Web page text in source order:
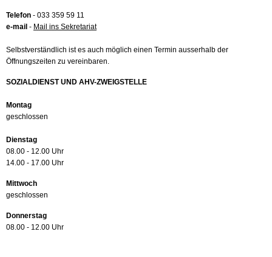
Telefon - 033 359 59 11
e-mail - Mail ins Sekretariat
Selbstverständlich ist es auch möglich einen Termin ausserhalb der
Öffnungszeiten zu vereinbaren.
SOZIALDIENST UND AHV-ZWEIGSTELLE
Montag
geschlossen
Dienstag
08.00 - 12.00 Uhr
14.00 - 17.00 Uhr
Mittwoch
geschlossen
Donnerstag
08.00 - 12.00 Uhr